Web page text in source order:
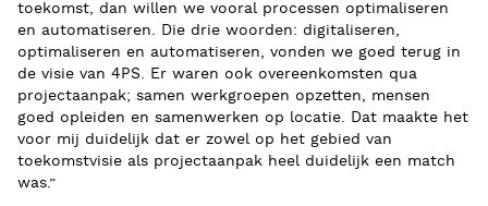
toekomst, dan willen we vooral processen optimaliseren
en automatiseren. Die drie woorden: digitaliseren,
optimaliseren en automatiseren, vonden we goed terug in
de visie van 4PS. Er waren ook overeenkomsten qua
projectaanpak; samen werkgroepen opzetten, mensen
goed opleiden en samenwerken op locatie. Dat maakte het
voor mij duidelijk dat er zowel op het gebied van
toekomstvisie als projectaanpak heel duidelijk een match
was.”